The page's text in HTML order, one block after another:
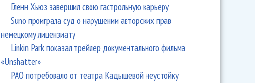
Гленн Хьюз завершил свою гастрольную карьеру
Suno проиграла суд о нарушении авторских прав
немецкому лицензиату
Linkin Park показал трейлер документального фильма
«Unshatter»
РАО потребовало от театра Кадышевой неустойку